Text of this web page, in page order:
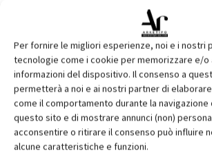
Per fornire le migliori esperienze, noi e i nostri
tecnologie come i cookie per memorizzare e/o
informazioni del dispositivo. Il consenso a
permetterà a noi e ai nostri partner di
come il comportamento durante la navigazione
questo sito e di mostrare annunci (non)
acconsentire o ritirare il consenso può influire
alcune caratteristiche e funzioni.Edicola web